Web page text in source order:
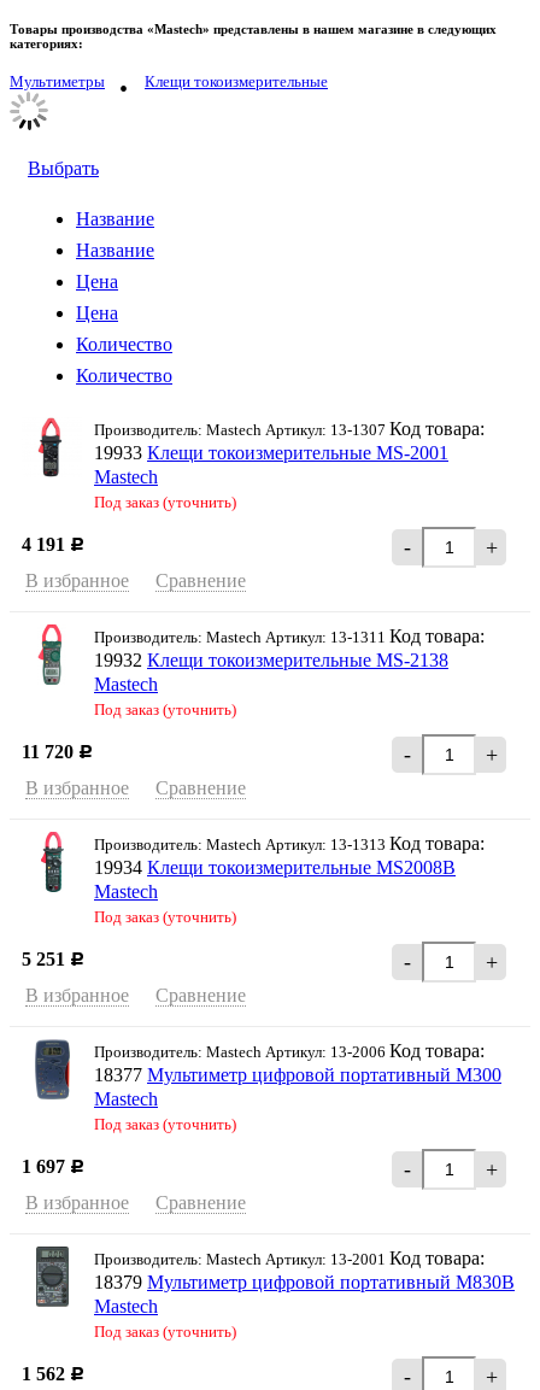
Товары производства «Mastech» представлены в нашем магазине в следующих
категориях:
Мультиметры Клещи токоизмерительные
Выбрать
Название
Название
Цена
Цена
Количество
Количество
Производитель: Mastech Артикул: 13-1307 Код товара:
19933 Клещи токоизмерительные MS-2001
Mastech
Под заказ (уточнить)
4 191 Р - +
В избранное Сравнение
Производитель: Mastech Артикул: 13-1311 Код товара:
19932 Клещи токоизмерительные MS-2138
Mastech
Под заказ (уточнить)
11 720 Р - +
В избранное Сравнение
Производитель: Mastech Артикул: 13-1313 Код товара:
19934 Клещи токоизмерительные MS2008B
Mastech
Под заказ (уточнить)
5 251 Р - +
В избранное Сравнение
Производитель: Mastech Артикул: 13-2006 Код товара:
18377 Мультиметр цифровой портативный M300
Mastech
Под заказ (уточнить)
1 697 Р - +
В избранное Сравнение
Производитель: Mastech Артикул: 13-2001 Код товара:
18379 Мультиметр цифровой портативный M830B
Mastech
Под заказ (уточнить)
1 562 Р - +